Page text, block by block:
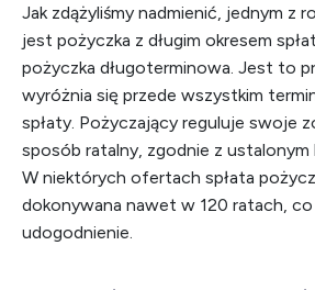
Jak zdążyliśmy nadmienić, jednym z
jest pożyczka z długim okresem
pożyczka długoterminowa. Jest to
wyróżnia się przede wszystkim
spłaty. Pożyczający reguluje swoje
sposób ratalny, zgodnie z ustalonym
W niektórych ofertach spłata
dokonywana nawet w 120 ratach,
udogodnienie.